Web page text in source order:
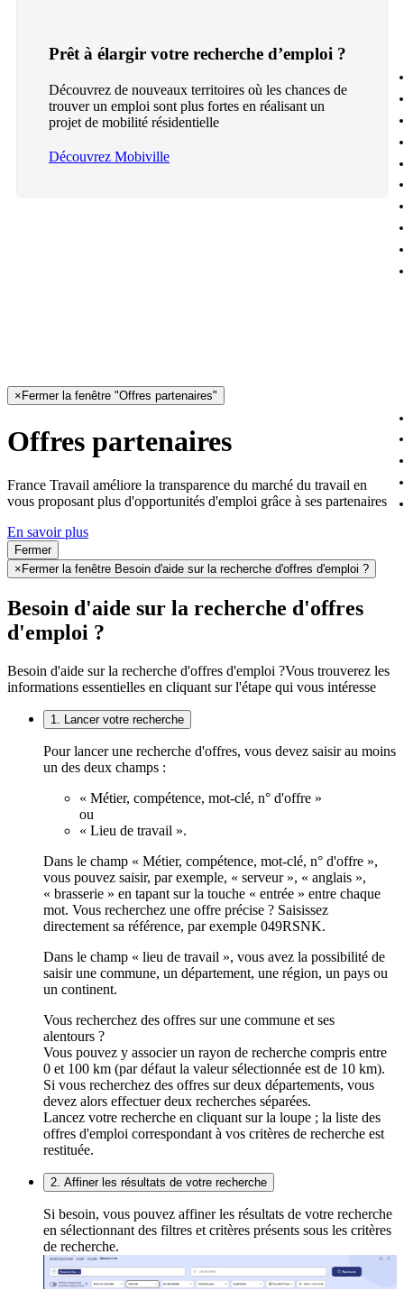
Prêt à élargir votre recherche d’emploi ?
Découvrez de nouveaux territoires où les chances de
trouver un emploi sont plus fortes en réalisant un
projet de mobilité résidentielle
Découvrez Mobiville
× Fermer la fenêtre "Offres partenaires"
Offres partenaires
France Travail améliore la transparence du marché du travail en
vous proposant plus d'opportunités d'emploi grâce à ses partenaires
En savoir plus
Fermer
× Fermer la fenêtre Besoin d'aide sur la recherche d'offres d'emploi ?
Besoin d'aide sur la recherche d'offres
d'emploi ?
Besoin d'aide sur la recherche d'offres d'emploi ?Vous trouverez les
informations essentielles en cliquant sur l'étape qui vous intéresse
1. Lancer votre recherche
Pour lancer une recherche d'offres, vous devez saisir au moins
un des deux champs :
« Métier, compétence, mot-clé, n° d'offre »
ou
« Lieu de travail ».
Dans le champ « Métier, compétence, mot-clé, n° d'offre »,
vous pouvez saisir, par exemple, « serveur », « anglais »,
« brasserie » en tapant sur la touche « entrée » entre chaque
mot. Vous recherchez une offre précise ? Saisissez
directement sa référence, par exemple 049RSNK.
Dans le champ « lieu de travail », vous avez la possibilité de
saisir une commune, un département, une région, un pays ou
un continent.
Vous recherchez des offres sur une commune et ses
alentours ?
Vous pouvez y associer un rayon de recherche compris entre
0 et 100 km (par défaut la valeur sélectionnée est de 10 km).
Si vous recherchez des offres sur deux départements, vous
devez alors effectuer deux recherches séparées.
Lancez votre recherche en cliquant sur la loupe ; la liste des
offres d'emploi correspondant à vos critères de recherche est
restituée.
2. Affiner les résultats de votre recherche
Si besoin, vous pouvez affiner les résultats de votre recherche
en sélectionnant des filtres et critères présents sous les critères
de recherche.